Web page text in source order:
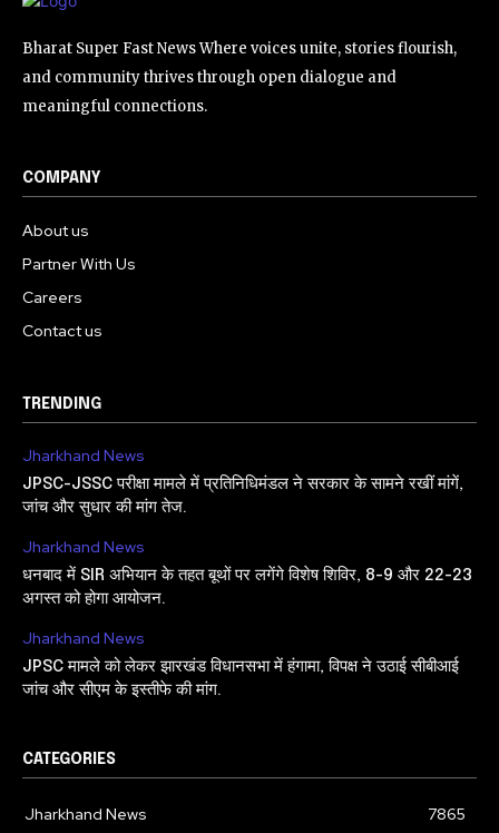
Bharat Super Fast News Where voices unite, stories flourish,
and community thrives through open dialogue and
meaningful connections.
COMPANY
About us
Partner With Us
Careers
Contact us
TRENDING
Jharkhand News
JPSC-JSSC परीक्षा मामले में प्रतिनिधिमंडल ने सरकार के सामने रखीं मांगें,
जांच और सुधार की मांग तेज.
Jharkhand News
धनबाद में SIR अभियान के तहत बूथों पर लगेंगे विशेष शिविर, 8-9 और 22-23
अगस्त को होगा आयोजन.
Jharkhand News
JPSC मामले को लेकर झारखंड विधानसभा में हंगामा, विपक्ष ने उठाई सीबीआई
जांच और सीएम के इस्तीफे की मांग.
CATEGORIES
Jharkhand News 7865